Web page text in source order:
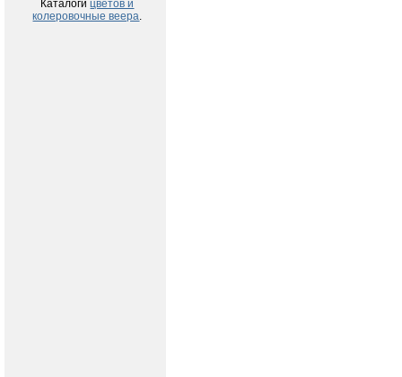
Каталогицветов и
колеровочные веера.